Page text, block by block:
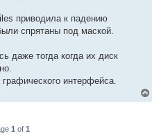
приводила к падению
спрятаны под маской.
даже тогда когда их диск
интерфейса.
1 of 1